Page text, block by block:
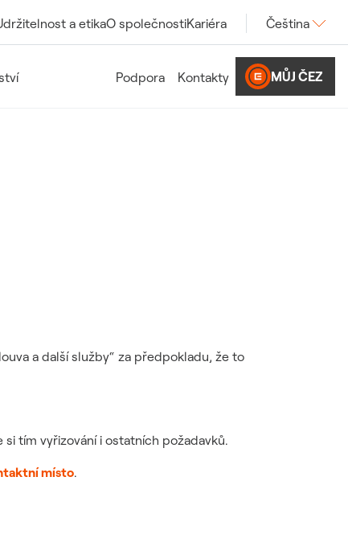
a etikaO společnostiKariéra Čeština
Podpora Kontakty MŮJ ČEZ
a další služby“ za předpokladu, že to
si tím vyřizování i ostatních požadavků.
místo.